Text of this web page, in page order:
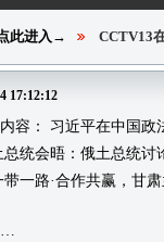
此进入→ CCTV13
17:12:12
： 习近平在中国政
统会晤：俄土总统
一路·合作共赢，甘